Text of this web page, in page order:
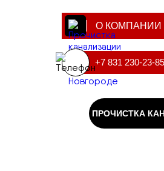
О КОМПАНИИ
+7 831 230-23-85
ПРОЧИСТКА